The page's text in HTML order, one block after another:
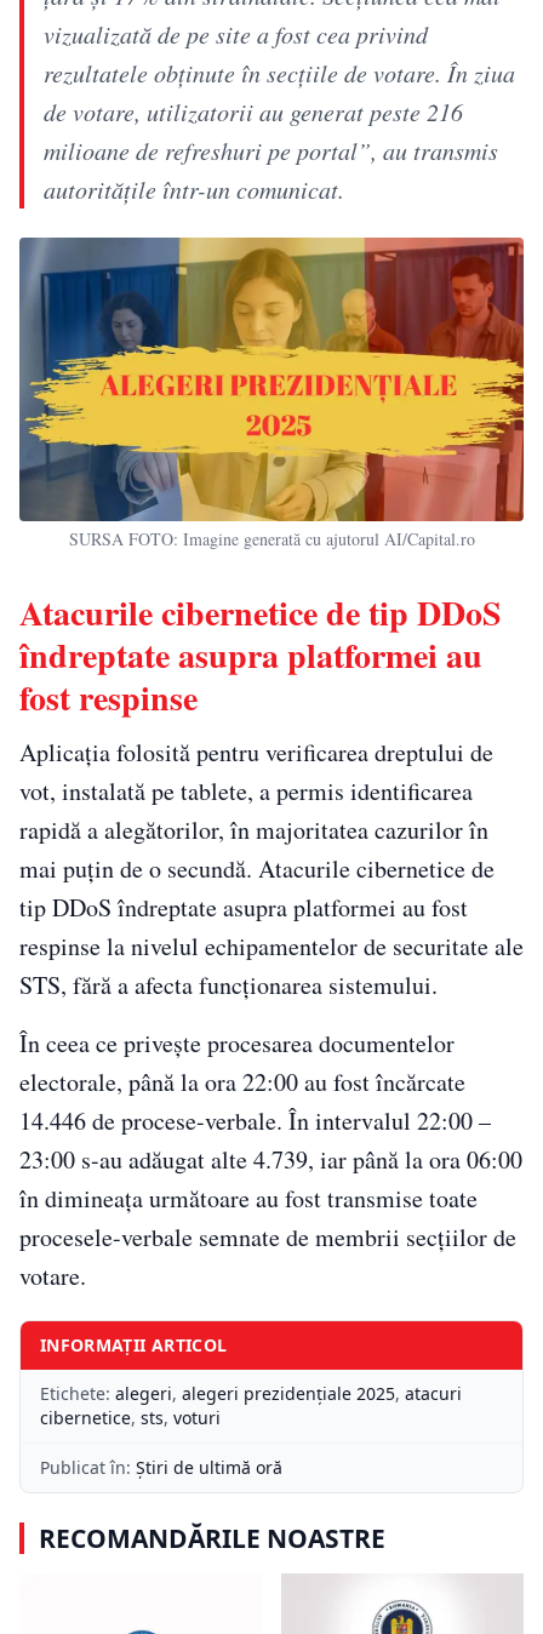
vizualizată de pe site a fost cea privind
rezultatele obţinute în secţiile de votare. În ziua
de votare, utilizatorii au generat peste 216
milioane de refreshuri pe portal”, au transmis
autoritățile într-un comunicat.
SURSA FOTO: Imagine generată cu ajutorul AI/Capital.ro
Atacurile cibernetice de tip DDoS
îndreptate asupra platformei au
fost respinse
Aplicația folosită pentru verificarea dreptului de
vot, instalată pe tablete, a permis identificarea
rapidă a alegătorilor, în majoritatea cazurilor în
mai puțin de o secundă. Atacurile cibernetice de
tip DDoS îndreptate asupra platformei au fost
respinse la nivelul echipamentelor de securitate ale
STS, fără a afecta funcționarea sistemului.
În ceea ce privește procesarea documentelor
electorale, până la ora 22:00 au fost încărcate
14.446 de procese-verbale. În intervalul 22:00 –
23:00 s-au adăugat alte 4.739, iar până la ora 06:00
în dimineața următoare au fost transmise toate
procesele-verbale semnate de membrii secțiilor de
votare.
INFORMAȚII ARTICOL
Etichete: alegeri, alegeri prezidențiale 2025, atacuri
cibernetice, sts, voturi
Publicat în: Știri de ultimă oră
RECOMANDĂRILE NOASTRE